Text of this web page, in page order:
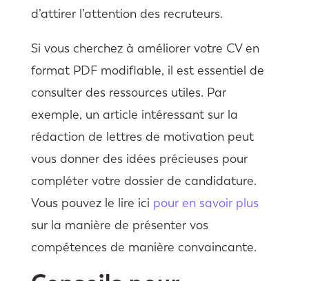
d’attirer l’attention des recruteurs.
Si vous cherchez à améliorer votre CV en
format PDF modifiable, il est essentiel de
consulter des ressources utiles. Par
exemple, un article intéressant sur la
rédaction de lettres de motivation peut
vous donner des idées précieuses pour
compléter votre dossier de candidature.
Vous pouvez le lire ici pour en savoir plus
sur la manière de présenter vos
compétences de manière convaincante.